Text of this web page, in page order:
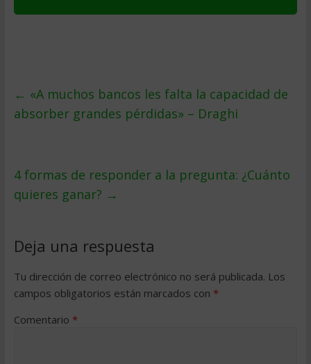
← «A muchos bancos les falta la capacidad de
absorber grandes pérdidas» – Draghi
4 formas de responder a la pregunta: ¿Cuánto
quieres ganar? →
Deja una respuesta
Tu dirección de correo electrónico no será publicada. Los
campos obligatorios están marcados con *
Comentario *